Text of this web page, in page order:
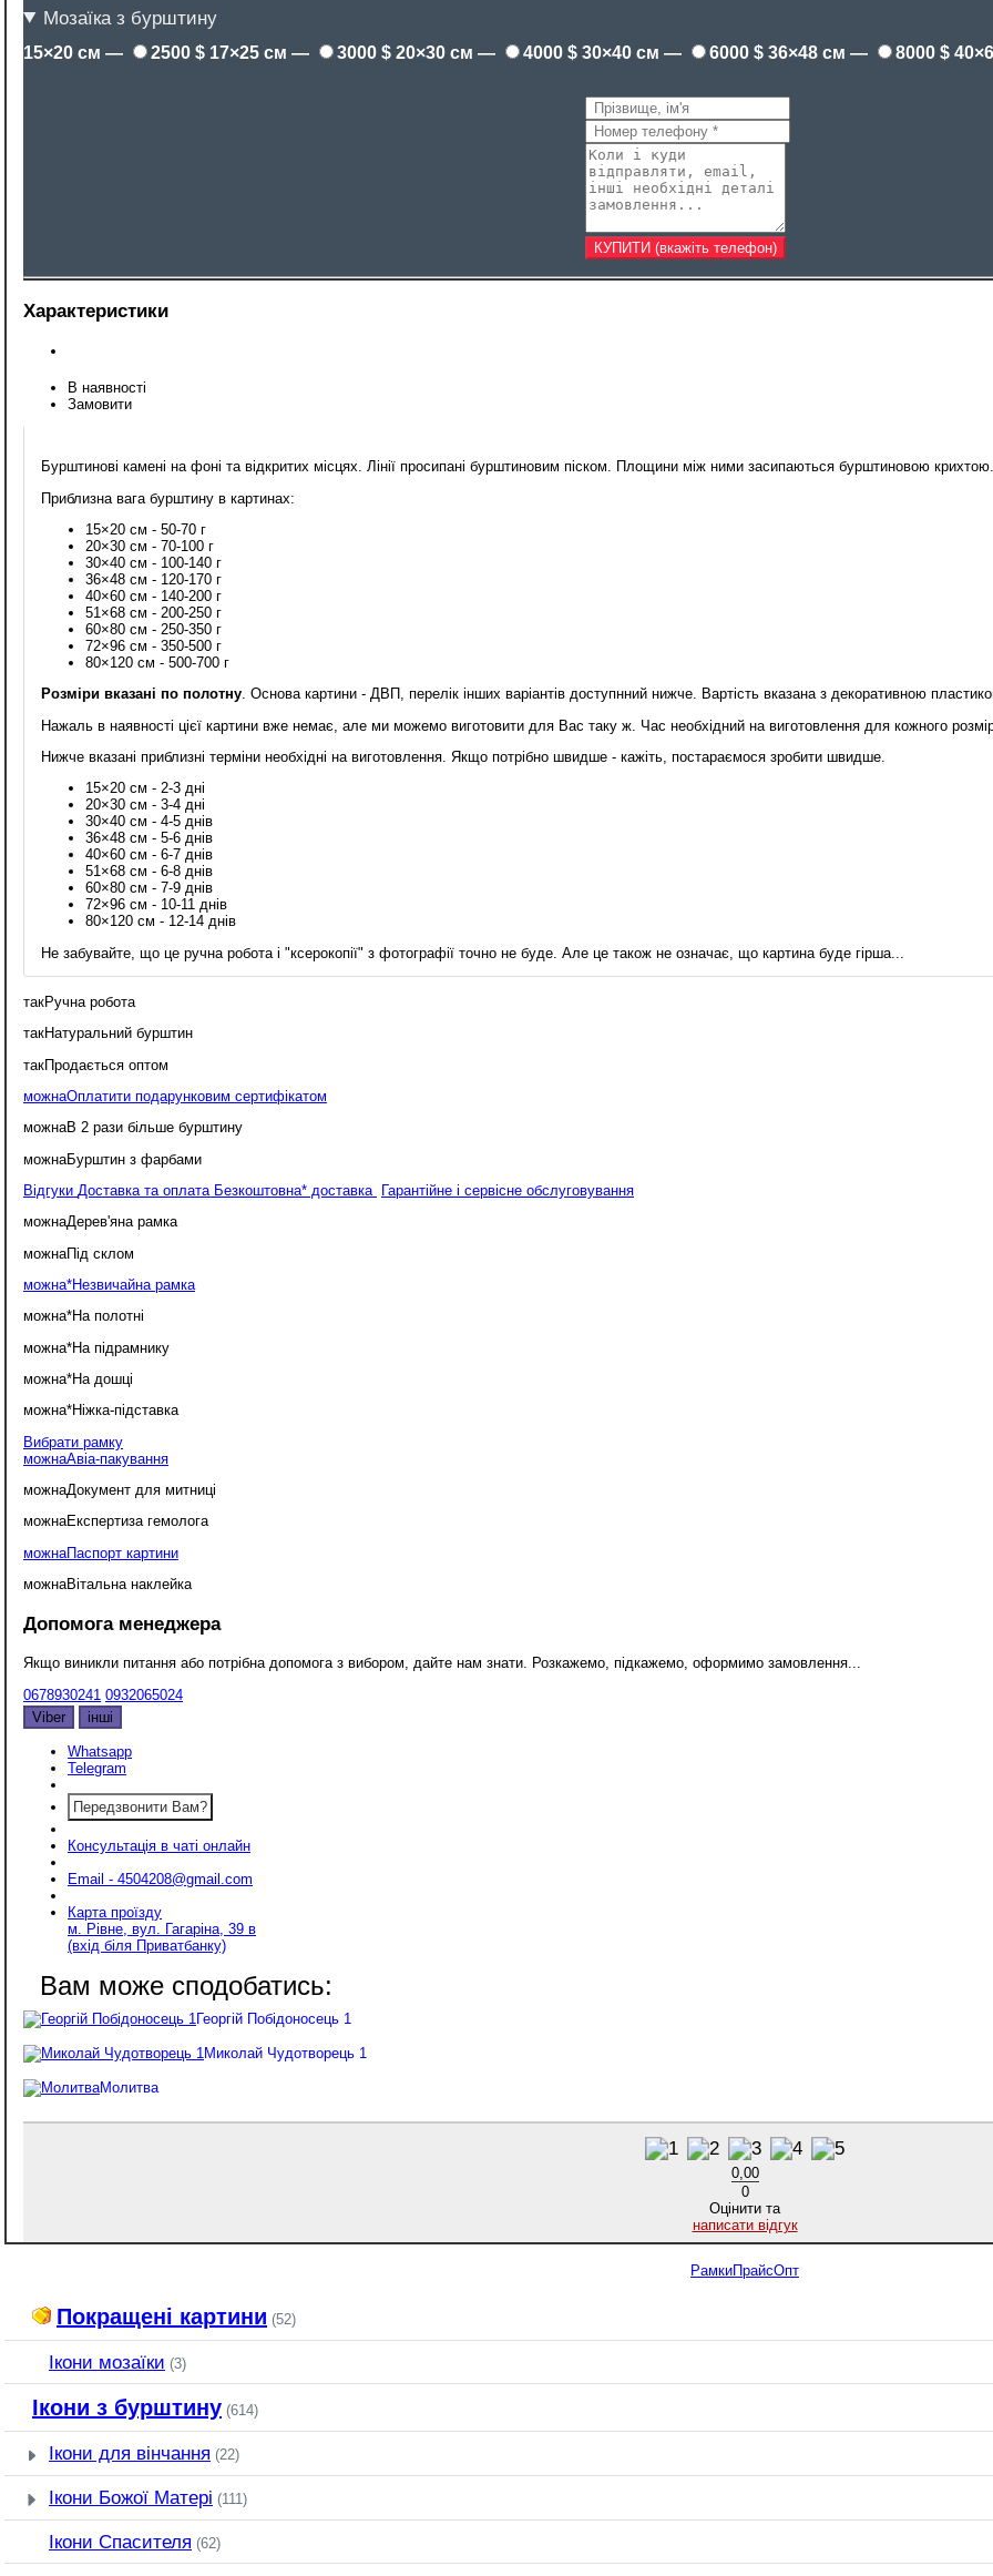
Мозаїка з бурштину
15×20 см — 2500 $ 17×25 см — 3000 $ 20×30 см — 4000 $ 30×40 см — 6000 $ 36×48 см — 8000 $
Характеристики
В наявності
Замовити
Бурштинові камені на фоні та відкритих місцях. Лінії просипані бурштиновим піском. Площини між ними засипаються бурштиновою крихтою.
Приблизна вага бурштину в картинах:
15×20 см - 50-70 г
20×30 см - 70-100 г
30×40 см - 100-140 г
36×48 см - 120-170 г
40×60 см - 140-200 г
51×68 см - 200-250 г
60×80 см - 250-350 г
72×96 см - 350-500 г
80×120 см - 500-700 г
Розміри вказані по полотну. Основа картини - ДВП, перелік інших варіантів доступнний нижче. Вартість вказана з декоративною
Нажаль в наявності цієї картини вже немає, але ми можемо виготовити для Вас таку ж. Час необхідний на виготовлення для кожного
Нижче вказані приблизні терміни необхідні на виготовлення. Якщо потрібно швидше - кажіть, постараємося зробити швидше.
15×20 см - 2-3 дні
20×30 см - 3-4 дні
30×40 см - 4-5 днів
36×48 см - 5-6 днів
40×60 см - 6-7 днів
51×68 см - 6-8 днів
60×80 см - 7-9 днів
72×96 см - 10-11 днів
80×120 см - 12-14 днів
Не забувайте, що це ручна робота і "ксерокопії" з фотографії точно не буде. Але це також не означає, що картина буде гірша...
такРучна робота
такНатуральний бурштин
такПродається оптом
можнаОплатити подарунковим сертифікатом
можнаВ 2 рази більше бурштину
можнаБурштин з фарбами
Відгуки Доставка та оплата Безкоштовна* доставка Гарантійне і сервісне обслуговування
можнаДерев'яна рамка
можнаПід склом
можна*Незвичайна рамка
можна*На полотні
можна*На підрамнику
можна*На дошці
можна*Ніжка-підставка
Вибрати рамку
можнаАвіа-пакування
можнаДокумент для митниці
можнаЕкспертиза гемолога
можнаПаспорт картини
можнаВітальна наклейка
Допомога менеджера
Якщо виникли питання або потрібна допомога з вибором, дайте нам знати. Розкажемо, підкажемо, оформимо замовлення...
0678930241 0932065024
Viber
інші
Whatsapp
Telegram
Передзвонити Вам?
Консультація в чаті онлайн
Email - 4504208@gmail.com
Карта проїзду
м. Рівне, вул. Гагаріна, 39 в
(вхід біля Приватбанку)
Георгій Побідоносець 1
Миколай Чудотворець 1
Молитва
0,00
0
Оцінити та
написати відгук
РамкиПрайсОпт
Покращені картини (52)
Ікони мозаїки (3)
Ікони з бурштину (614)
Ікони для вінчання (22)
Ікони Божої Матері (111)
Ікони Спасителя (62)